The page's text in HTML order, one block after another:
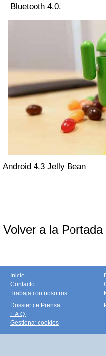
Bluetooth 4.0.
Android 4.3 Jelly Bean
Volver a la Portada
Inicio
Contacto
Trabaja con nosotros
Dossier de Prensa
F.A.Q.
Gestionar cookies